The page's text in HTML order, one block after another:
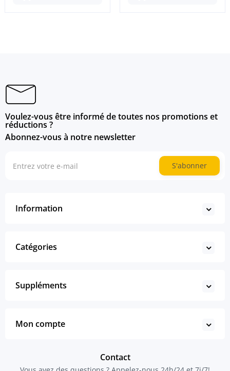
Voulez-vous être informé de toutes nos promotions et
réductions ?
Abonnez-vous à notre newsletter
S'abonner
Information
Catégories
Suppléments
Mon compte
Contact